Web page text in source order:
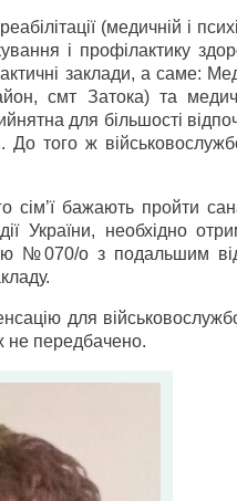
(медичній і
і профілактику
заклади, а саме:
смт Затока) та
для більшості
того ж
бажають пройти
України, необхідно
№070/о з подальшим
для
не передбачено.